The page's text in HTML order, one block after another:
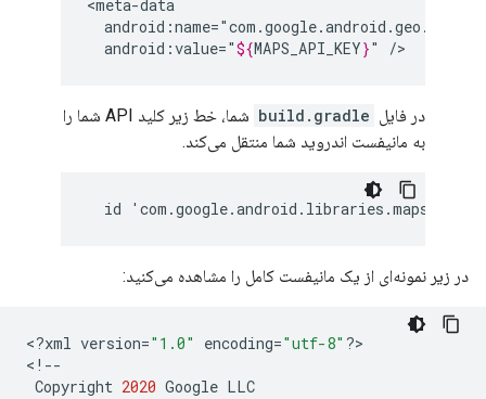
android:value="${MAPS_API_KEY}"
در فایل build.gradle
شما، خط زیر کلید API شما را
به مانیفست اندروید شما منتقل می‌کند.
در زیر نمونه‌ای از یک مانیفست کامل را مشاهده می‌کنید:
<?xml version="1.0" encoding="utf-8" ?>
< !--
Copyright 2020 Google LLC